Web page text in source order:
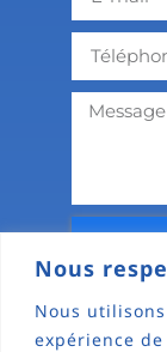
Nous
Nous
expérience